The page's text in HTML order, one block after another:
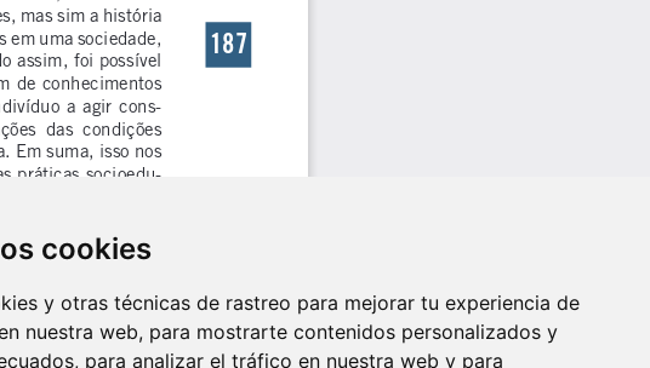
cookies
y otras técnicas de rastreo para mejorar tu experiencia de
nuestra web, para mostrarte contenidos personalizados y
para analizar el tráfico en nuestra web y para